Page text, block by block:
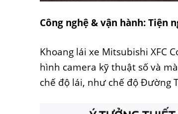
Công nghệ & vận hành:
Khoang lái xe Mitsubishi XFC
hình camera kỹ thuật số và
chế độ lái, như chế độ Đường